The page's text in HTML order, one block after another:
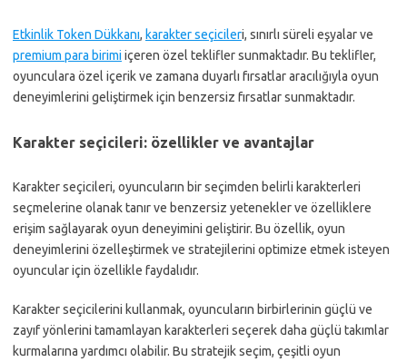
Etkinlik Token Dükkanı, karakter seçicileri, sınırlı süreli eşyalar ve
premium para birimi içeren özel teklifler sunmaktadır. Bu teklifler,
oyunculara özel içerik ve zamana duyarlı fırsatlar aracılığıyla oyun
deneyimlerini geliştirmek için benzersiz fırsatlar sunmaktadır.
Karakter seçicileri: özellikler ve avantajlar
Karakter seçicileri, oyuncuların bir seçimden belirli karakterleri
seçmelerine olanak tanır ve benzersiz yetenekler ve özelliklere
erişim sağlayarak oyun deneyimini geliştirir. Bu özellik, oyun
deneyimlerini özelleştirmek ve stratejilerini optimize etmek isteyen
oyuncular için özellikle faydalıdır.
Karakter seçicilerini kullanmak, oyuncuların birbirlerinin güçlü ve
zayıf yönlerini tamamlayan karakterleri seçerek daha güçlü takımlar
kurmalarına yardımcı olabilir. Bu stratejik seçim, çeşitli oyun